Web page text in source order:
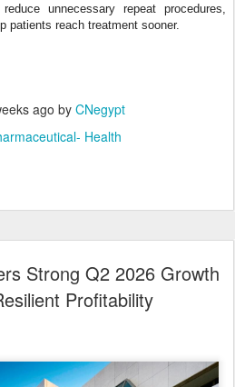
unnecessary repeat procedures,
patients reach treatment sooner.
ago by CNegypt
Health
Strong Q2 2026 Growth
Profitability